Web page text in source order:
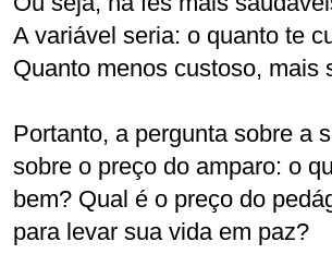
A variável seria: o quanto te
Quanto menos custoso, mais
Portanto, a pergunta sobre a
sobre o preço do amparo: o
bem? Qual é o preço do
para levar sua vida em paz?